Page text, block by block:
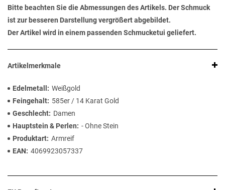
Bitte beachten Sie die Abmessungen des Artikels. Der Schmuck
ist zur besseren Darstellung vergrößert abgebildet.
Der Artikel wird in einem passenden Schmucketui geliefert.
Artikelmerkmale
Edelmetall
Weißgold
Feingehalt
585er / 14 Karat Gold
Geschlecht
Damen
Hauptstein & Perlen
- Ohne Stein
Produktart Armreif
EAN
4069923057337